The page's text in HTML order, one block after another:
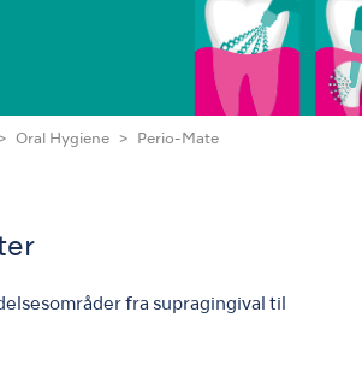
Oral Hygiene Perio-Mate
fra supragingival til